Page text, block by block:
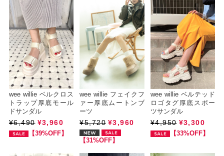
wee willie ベルクロス
トラップ厚底モール
ドサンダル
¥6,490 ¥3,960
【39%OFF】
wee willie フェイクフ
ァー厚底ムートンブ
ーツ
¥5,720 ¥3,960
【31%OFF】
wee willie ベルテッド
ロゴタグ厚底スポー
ツサンダル
¥4,950 ¥3,300
【33%OFF】